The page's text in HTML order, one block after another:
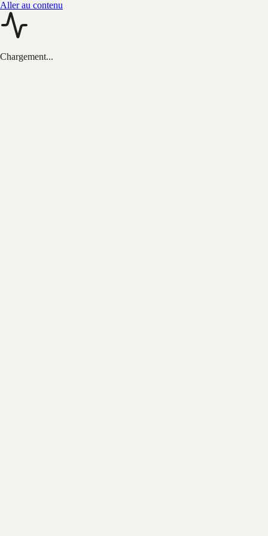
Aller au contenu
Chargement...